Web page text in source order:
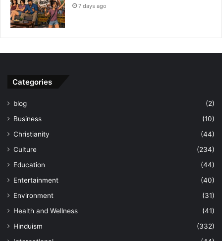
7 days ago
Categories
blog
(2)
Business
(10)
Christianity
(44)
Culture
(234)
Education
(44)
Entertainment
(40)
Environment
(31)
Health and Wellness
(41)
Hinduism
(332)